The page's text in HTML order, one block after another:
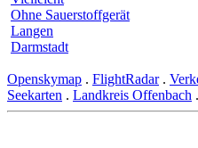
Ohne Sauerstoffgerät
Langen
Darmstadt
Openskymap . FlightRadar.
Seekarten . Landkreis Offenbach .